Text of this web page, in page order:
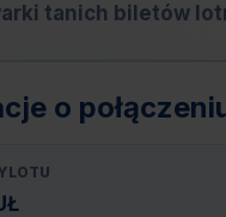
tanich biletów
o